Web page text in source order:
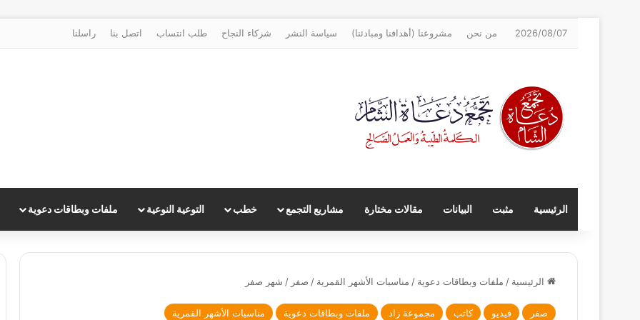
2026/08/07 من نحن مشروعنا (أهدافنا ومبادئنا) سياسة النشر شركاء النجاح طلب انتساب اتصل بنا راسلنا
الرئيسية مثبت البيانات مقالات مختارة مشاريع التجمع خطب التوعية النوعية ملفات وبطاقات دعوية
الرئيسية / ملفات وبطاقات دعوية / مناسبات الأشهر القمرية / صفر / شهر صفر
صفر فيديو كاتب مجموعة زاد ملفات وبطاقات دعوية مناسبات الأشهر القمرية